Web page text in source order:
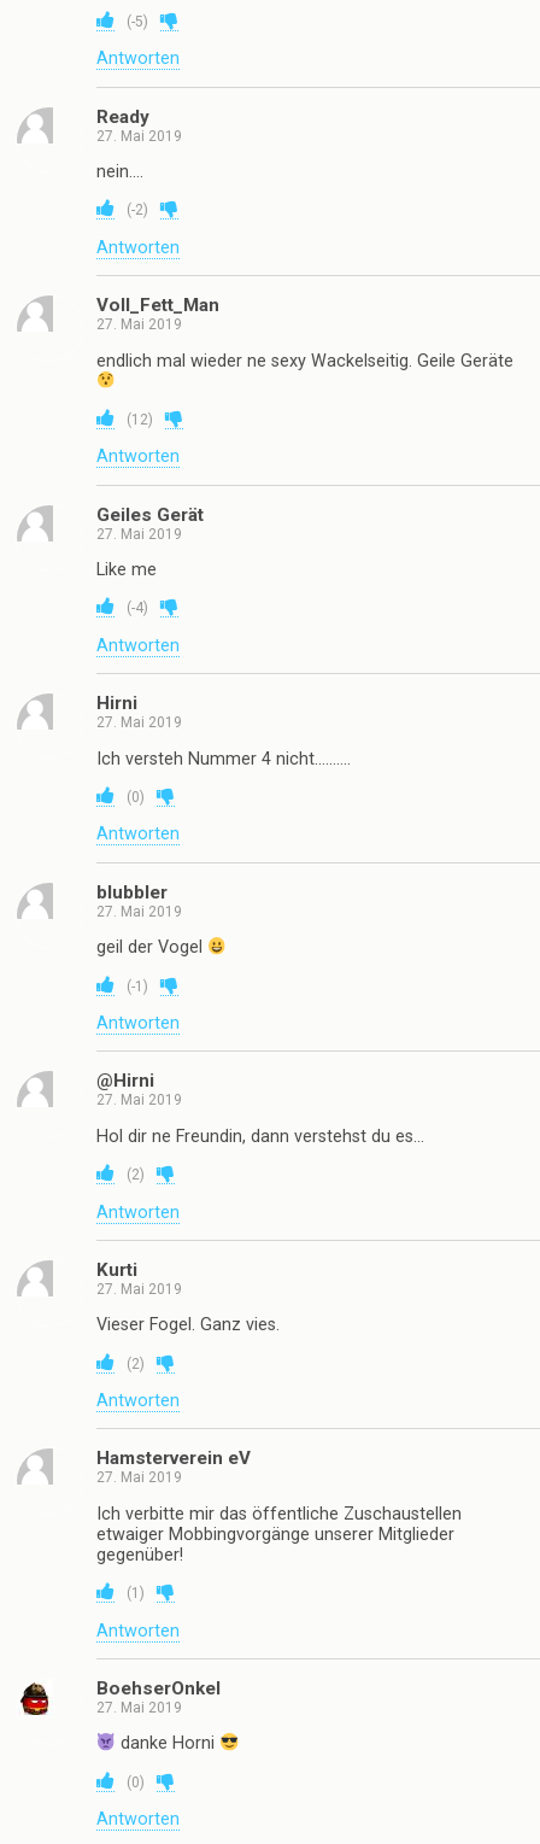
(-5)
Antworten
Ready
27. Mai 2019
nein….
(-2)
Antworten
Voll_Fett_Man
27. Mai 2019
endlich mal wieder ne sexy Wackelseitig. Geile Geräte
(12)
Antworten
Geiles Gerät
27. Mai 2019
Like me
(-4)
Antworten
Hirni
27. Mai 2019
Ich versteh Nummer 4 nicht……….
(0)
Antworten
blubbler
27. Mai 2019
geil der Vogel
(-1 )
Antworten
@Hirni
27. Mai 2019
Hol dir ne Freundin, dann verstehst du es…
(2)
Antworten
Kurti
27. Mai 2019
Vieser Fogel. Ganz vies.
(2)
Antworten
Hamsterverein eV
27. Mai 2019
Ich verbitte mir das öffentliche Zuschaustellen
etwaiger Mobbingvorgänge unserer Mitglieder
gegenüber!
(1 )
Antworten
BoehserOnkel
27. Mai 2019
danke Horni
(0)
Antworten